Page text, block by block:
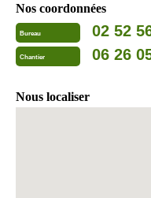
Nos coordonnées
Bureau 02 52
Chantier 06 26
Nous localiser